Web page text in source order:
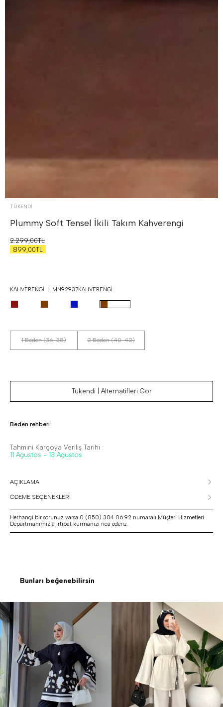
TÜKENDI
Plummy Soft Tensel İkili Takım Kahverengi
2.299,00TL
899,00TL
KAHVERENGI MN92937KAHVERENGI
1 Beden (36-38) 2 Beden (40-42)
Tükendi | Alternatifleri Gör
Beden rehberi
Tahmini Kargoya Veriliş Tarihi :
11 Ağustos - 13 Ağustos
AÇIKLAMA
ÖDEME SEÇENEKLERİ
Herhangi bir sorunuz varsa 0 (850) 304 06 92 numaralı Müşteri Hizmetleri
Departmanımızla irtibat kurmanızı rica ederiz.
Bunları beğenebilirsin